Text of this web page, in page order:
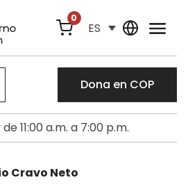
0
ES
Dona en COP
11:00 a.m. a 7:00 p.m.
Cravo Neto